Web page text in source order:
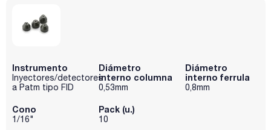
Instrumento
Inyectores/detectores
a Patm tipo FID
Diámetro
interno columna
0,53mm
Diámetro
interno ferrula
0,8mm
Cono
1/16"
Pack (u.)
10